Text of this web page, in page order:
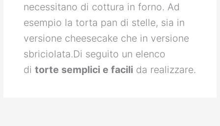
necessitano di cottura in forno. Ad
esempio la torta pan di stelle, sia in
versione cheesecake che in versione
sbriciolata.Di seguito un elenco
ditorte semplici e facili da realizzare.